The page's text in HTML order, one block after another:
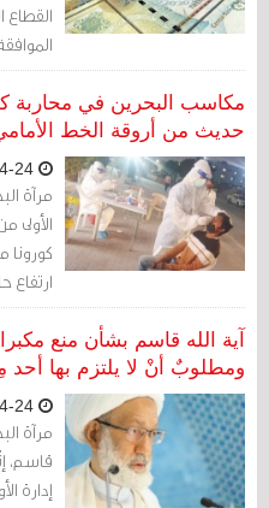
التجار
الأكبر
مكاسب البحرين في محاربة
حديث من أروقة الخط
مرآة
ارتفاع
التي
قبل
آية الله قاسم بشأن منع
ومطلوبٌ أنْ لا يلتزم بها أحد
مرآة
قاسم،
إدارة